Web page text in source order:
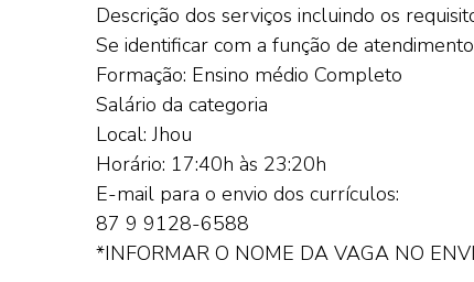
Descrição dos serviços incluindo os
Se identificar com a função de
Formação: Ensino médio Completo
Salário da categoria
Local: Jhou
Horário: 17:40h às 23:20h
E-mail para o envio dos currículos:
87 9 9128-6588
*INFORMAR O NOME DA VAGA NO